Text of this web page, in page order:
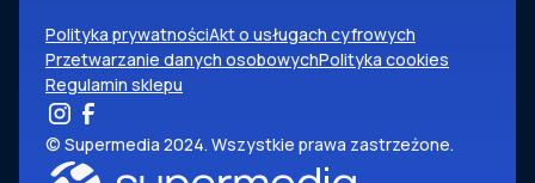
Polityka prywatnościAkt o usługach cyfrowych
Przetwarzanie danych osobowychPolityka cookies
Regulamin sklepu
© Supermedia 2024. Wszystkie prawa zastrzeżone.